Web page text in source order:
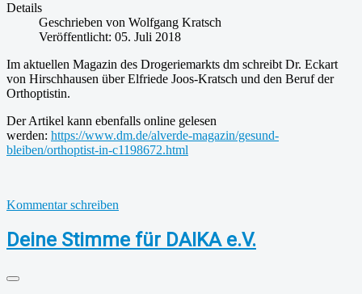
Details
Geschrieben von Wolfgang Kratsch
Veröffentlicht: 05. Juli 2018
Im aktuellen Magazin des Drogeriemarkts dm schreibt Dr. Eckart
von Hirschhausen über Elfriede Joos-Kratsch und den Beruf der
Orthoptistin.
Der Artikel kann ebenfalls online gelesen
werden: https://www.dm.de/alverde-magazin/gesund-
bleiben/orthoptist-in-c1198672.html
Kommentar schreiben
Deine Stimme für DAIKA e.V.